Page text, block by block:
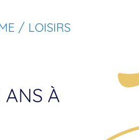
/ LOISIRS
ANS À